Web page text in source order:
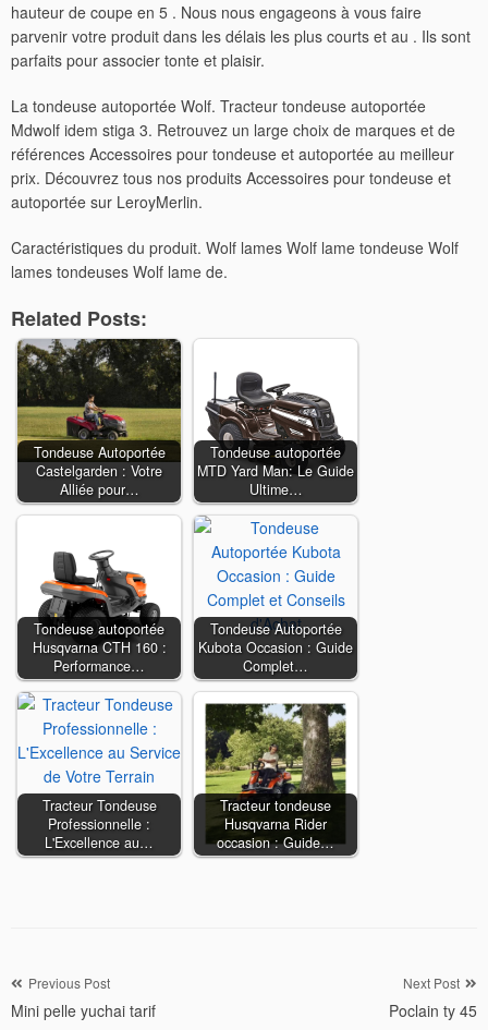
hauteur de coupe en 5 . Nous nous engageons à vous faire
parvenir votre produit dans les délais les plus courts et au . Ils sont
parfaits pour associer tonte et plaisir.
La tondeuse autoportée Wolf. Tracteur tondeuse autoportée
Mdwolf idem stiga 3. Retrouvez un large choix de marques et de
références Accessoires pour tondeuse et autoportée au meilleur
prix. Découvrez tous nos produits Accessoires pour tondeuse et
autoportée sur LeroyMerlin.
Caractéristiques du produit. Wolf lames Wolf lame tondeuse Wolf
lames tondeuses Wolf lame de.
Related Posts:
Tondeuse Autoportée
Castelgarden : Votre
Alliée pour…
Tondeuse autoportée
MTD Yard Man: Le Guide
Ultime…
Tondeuse autoportée
Husqvarna CTH 160 :
Performance…
Tondeuse Autoportée
Kubota Occasion : Guide
Complet…
Tracteur Tondeuse
Professionnelle :
L'Excellence au…
Tracteur tondeuse
Husqvarna Rider
occasion : Guide…
Navigation
de
Previous Post
Mini pelle yuchai tarif
Next Post
Poclain ty 45